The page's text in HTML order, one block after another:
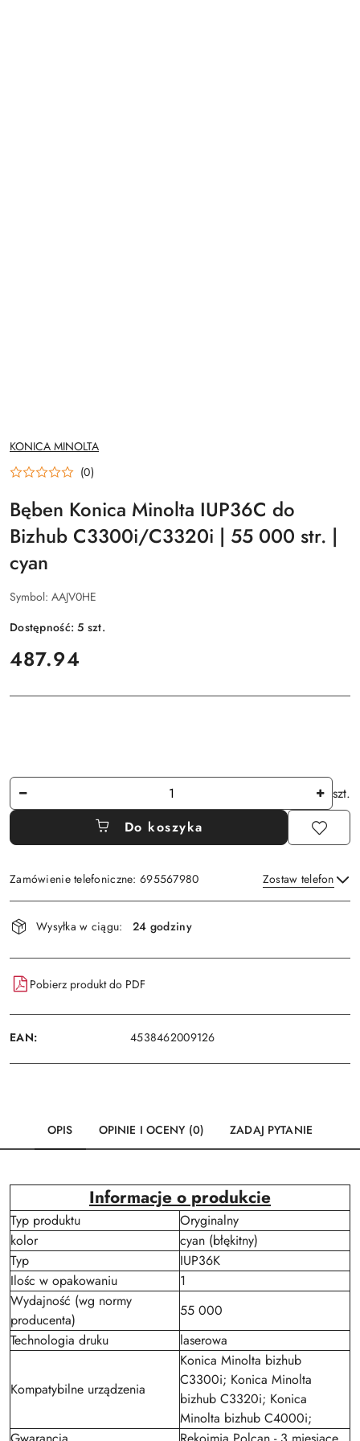
NAZWA
PRODUCENTA:
KONICA MINOLTA
(0)
Bęben Konica Minolta IUP36C do
Bizhub C3300i/C3320i | 55 000 str. |
cyan
Symbol: AAJV0HE
Dostępność:5 szt.
cena:
487.94
Ilość
szt.
Do koszyka
Zamówienie telefoniczne: 695567980 Zostaw telefon
Dostępność
i
dostawa
Wysyłka w ciągu: 24 godziny
Pobierz produkt do PDF
EAN: 4538462009126
OPIS OPINIE I OCENY (0) ZADAJ PYTANIE
Informacje o produkcie
Typ produktu
Oryginalny
kolor
cyan (błękitny)
Typ
IUP36K
Ilośc w opakowaniu
1
Wydajność (wg normy
producenta)
55 000
Technologia druku
laserowa
Kompatybilne urządzenia
Konica Minolta bizhub
C3300i; Konica Minolta
bizhub C3320i; Konica
Minolta bizhub C4000i;